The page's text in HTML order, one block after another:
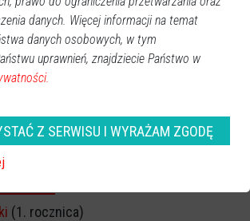
(1. rocznica)
danych. Więcej informacji na temat
danych osobowych, w tym
uprawnień, znajdziecie Państwo w
Z SERWISU I WYRAŻAM ZGODĘ